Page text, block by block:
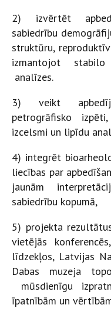
2) izvērtēt
sabiedrību
struktūru,
izmantojot stabilo
analīzes.
3) veikt
petrogrāfisko
izcelsmi un lipīdu
4) integrēt
liecības par
jaunām
sabiedrību kopumā,
5) projekta
vietējās
līdzekļos, Latvijas
Dabas muzeja
mūsdienīgu
īpatnībām un